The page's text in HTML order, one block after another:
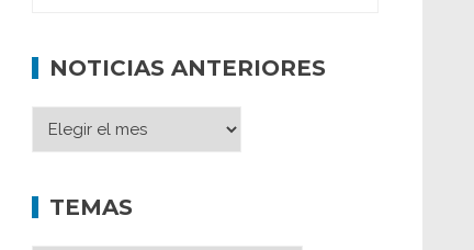
NOTICIAS ANTERIORES
TEMAS